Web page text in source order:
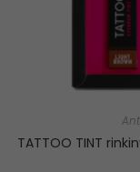
TATTOO TINT